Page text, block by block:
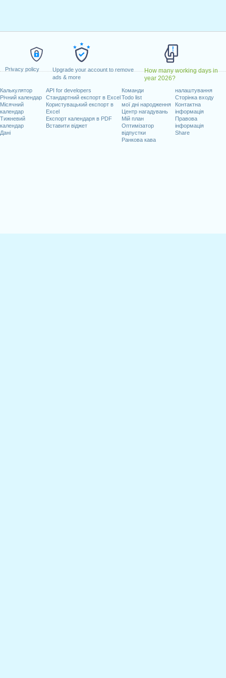
Privacy policy
Upgrade your account to remove
ads & more
How many working days in
year 2026?
Калькулятор
Річний календар
Місячний
календар
Тижневий
календар
Дані
API for developers
Стандартний експорт в Excel
Користувацький експорт в
Excel
Експорт календаря в PDF
Вставити віджет
Команди
Todo list
мої дні народження
Центр нагадувань
Мій план
Оптимізатор
відпустки
Ранкова кава
налаштування
Сторінка входу
Контактна
інформація
Правова
інформація
Share
4, 2023
9, 2023
листопад 10, 2023
25, 2023
на вихідні
2023